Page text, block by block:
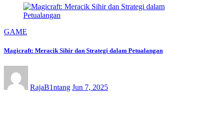
GAME
Magicraft: Meracik Sihir dan Strategi dalam Petualangan
RajaB1ntang Jun 7, 2025